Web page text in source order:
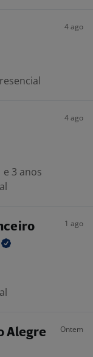
4 ago
4 ago
e 3 anos
1 ago
Alegre Ontem